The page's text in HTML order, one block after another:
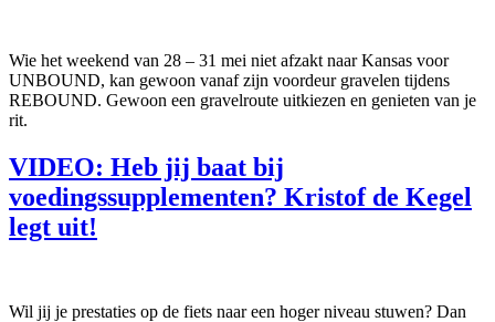
Wie het weekend van 28 – 31 mei niet afzakt naar Kansas voor
UNBOUND, kan gewoon vanaf zijn voordeur gravelen tijdens
REBOUND. Gewoon een gravelroute uitkiezen en genieten van je
rit.
VIDEO: Heb jij baat bij
voedingssupplementen? Kristof de Kegel
legt uit!
Wil jij je prestaties op de fiets naar een hoger niveau stuwen? Dan